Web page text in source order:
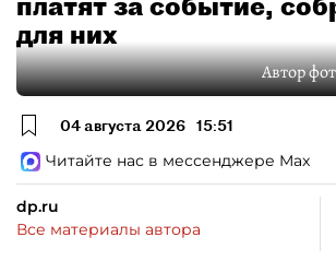
для них
Автор
04 августа 2026 15:51
Читайте нас в мессенджере Max
dp.ru
Все материалы автора